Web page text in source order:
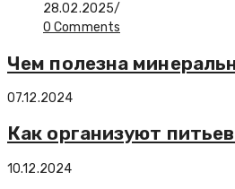
28.02.2025/
0 Comments
Чем полезна
07.12.2024
Как организуют
10.12.2024